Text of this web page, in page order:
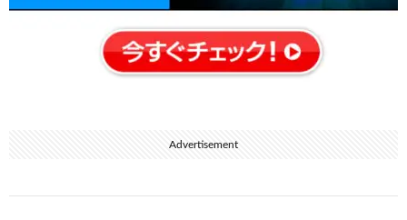
Advertisement